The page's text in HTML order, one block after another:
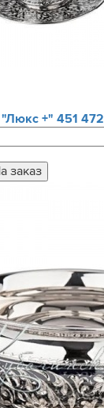
"Люкс +"451 472